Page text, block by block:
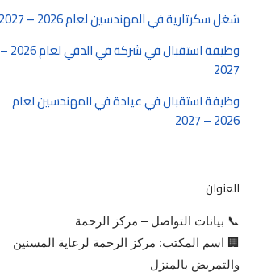
شغل سكرتارية في المهندسين لعام 2026 – 2027
وظيفة استقبال في شركة في الدقي لعام 2026 –
2027
وظيفة استقبال في عيادة في المهندسين لعام
2026 – 2027
العنوان
📞 بيانات التواصل – مركز الرحمة
🏢 اسم المكتب: مركز الرحمة لرعاية المسنين
والتمريض بالمنزل